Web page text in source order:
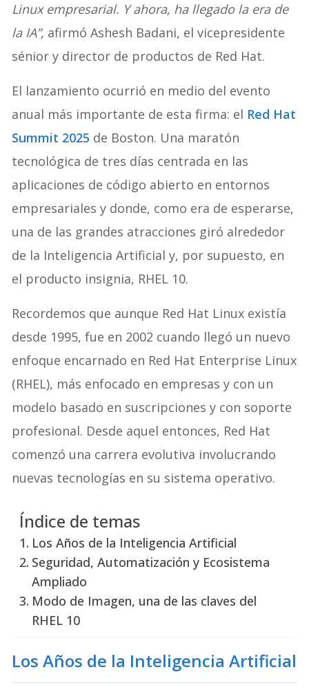
Linux empresarial. Y ahora, ha llegado la era de
la IA”, afirmó Ashesh Badani, el vicepresidente
sénior y director de productos de Red Hat.
El lanzamiento ocurrió en medio del evento
anual más importante de esta firma: el Red Hat
Summit 2025 de Boston. Una maratón
tecnológica de tres días centrada en las
aplicaciones de código abierto en entornos
empresariales y donde, como era de esperarse,
una de las grandes atracciones giró alrededor
de la Inteligencia Artificial y, por supuesto, en
el producto insignia, RHEL 10.
Recordemos que aunque Red Hat Linux existía
desde 1995, fue en 2002 cuando llegó un nuevo
enfoque encarnado en Red Hat Enterprise Linux
(RHEL), más enfocado en empresas y con un
modelo basado en suscripciones y con soporte
profesional. Desde aquel entonces, Red Hat
comenzó una carrera evolutiva involucrando
nuevas tecnologías en su sistema operativo.
Índice de temas
Los Años de la Inteligencia Artificial
Seguridad, Automatización y Ecosistema
Ampliado
Modo de Imagen, una de las claves del
RHEL 10
Los Años de la Inteligencia Artificial